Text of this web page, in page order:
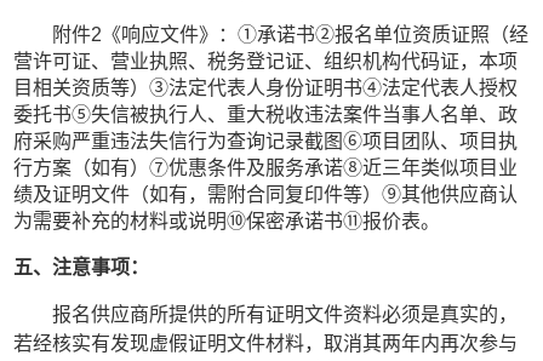
附件2 《响应文件》：①承诺书②报名单位资质证照（经
营许可证、营业执照、税务登记证、组织机构代码证，本项
目相关资质等）③法定代表人身份证明书④法定代表人授权
委托书⑤失信被执行人、重大税收违法案件当事人名单、政
府采购严重违法失信行为查询记录截图⑥项目团队、项目执
行方案（如有）⑦优惠条件及服务承诺⑧近三年类似项目业
绩及证明文件 （如有，需附合同 复印件等）⑨其他供应商认
为需要补充的材料或说明⑩保密承诺书⑪报价表。
五、注意事项：
报名供应商所提供的所有证明文件资料必须是真实的，
若经核实有发现虚假证明文件材料，取消其两年内再次参与